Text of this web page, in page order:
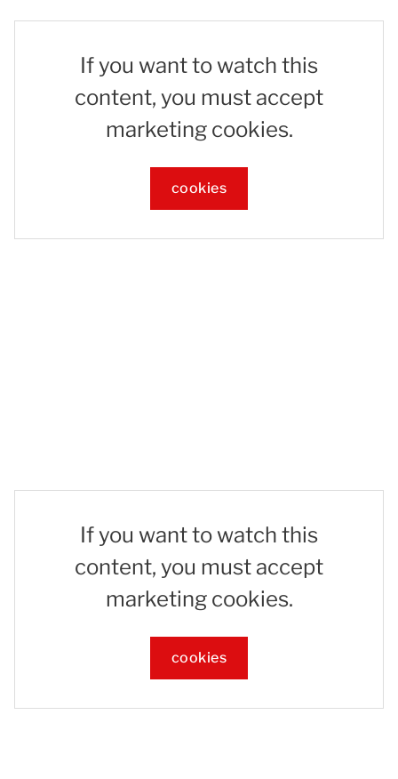
If you want to watch this
content, you must accept
marketing cookies.
cookies
If you want to watch this
content, you must accept
marketing cookies.
cookies